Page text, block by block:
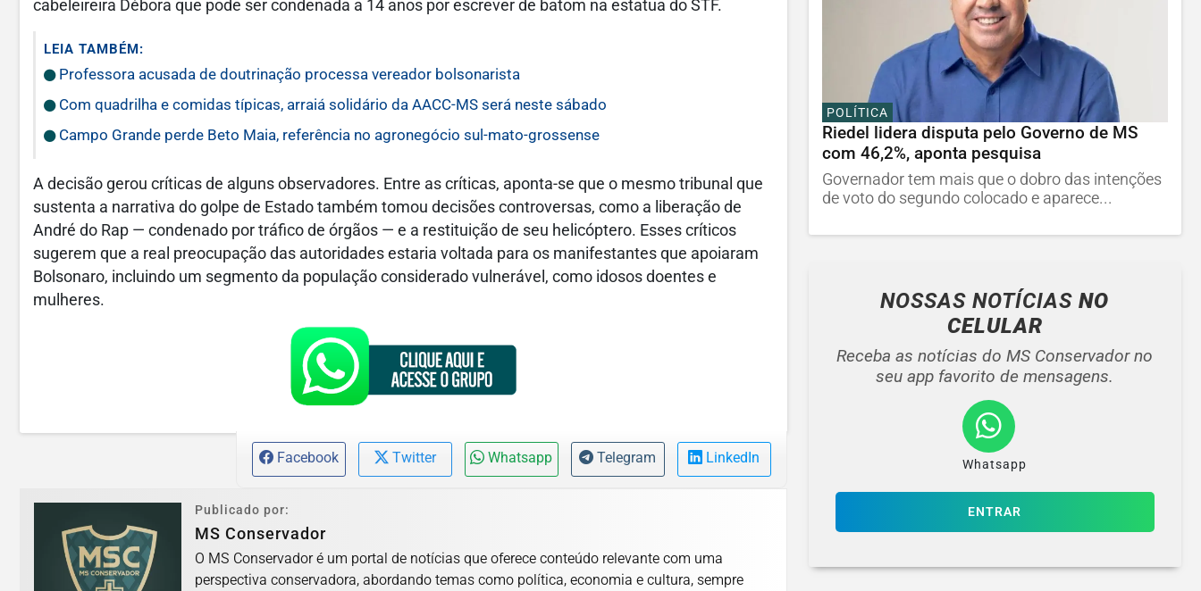
cabeleireira Débora que pode ser condenada a 14 anos por escrever de batom na estatua do STF.
LEIA TAMBÉM:
Professora acusada de doutrinação processa vereador bolsonarista
Com quadrilha e comidas típicas, arraiá solidário da AACC-MS será neste sábado
Campo Grande perde Beto Maia, referência no agronegócio sul-mato-grossense
A decisão gerou críticas de alguns observadores. Entre as críticas, aponta-se que o mesmo tribunal que
sustenta a narrativa do golpe de Estado também tomou decisões controversas, como a liberação de
André do Rap — condenado por tráfico de órgãos — e a restituição de seu helicóptero. Esses críticos
sugerem que a real preocupação das autoridades estaria voltada para os manifestantes que apoiaram
Bolsonaro, incluindo um segmento da população considerado vulnerável, como idosos doentes e
mulheres.
Facebook Twitter Whatsapp Telegram LinkedIn
Publicado por:
MS Conservador
O MS Conservador é um portal de notícias que oferece conteúdo relevante com uma
perspectiva conservadora, abordando temas como política, economia e cultura, sempre
POLÍTICA
Riedel lidera disputa pelo Governo de MS
com 46,2%, aponta pesquisa
Governador tem mais que o dobro das intenções
de voto do segundo colocado e aparece...
NOSSAS NOTÍCIASNO
CELULAR
Receba as notícias do MS Conservador no
seu app favorito de mensagens.
Whatsapp
ENTRAR